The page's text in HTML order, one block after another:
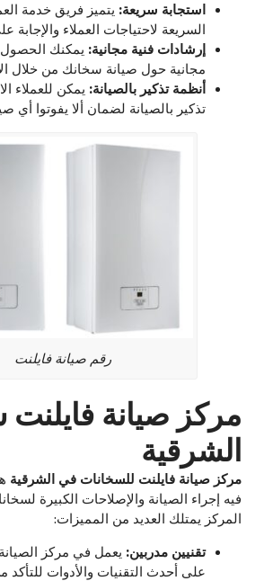
استجابة سريعة: يتميز فريق خدمة
السريعة لاحتياجات العملاء والإجابة
إرشادات فنية مجانية: يمكنك
مجانية حول صيانة سخانك من خلال
أنظمة تذكير بالصيانة: يمكن للعملاء
تذكير بالصيانة لضمان ألا يفوتوا أي
رقم صيانة فايلنت
مركز صيانة
الشرقية
مركز صيانة فايلنت للسخانات في الشرقية
فيه إجراء الصيانة والإصلاحات الكبيرة
المركز يمتلك العديد من المميزات:
تقنيين مدربين: يعمل في مركز
على أحدث التقنيات والأدوات للتأكد